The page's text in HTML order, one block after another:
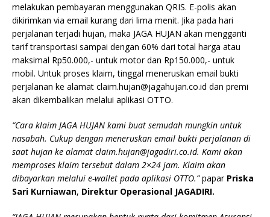
melakukan pembayaran menggunakan QRIS. E-polis akan
dikirimkan via email kurang dari lima menit. Jika pada hari
perjalanan terjadi hujan, maka JAGA HUJAN akan mengganti
tarif transportasi sampai dengan 60% dari total harga atau
maksimal Rp50.000,- untuk motor dan Rp150.000,- untuk
mobil. Untuk proses klaim, tinggal meneruskan email bukti
perjalanan ke alamat claim.hujan@jagahujan.co.id dan premi
akan dikembalikan melalui aplikasi OTTO.
“Cara klaim JAGA HUJAN kami buat semudah mungkin untuk
nasabah. Cukup dengan meneruskan email bukti perjalanan di
saat hujan ke alamat claim.hujan@jagadiri.co.id. Kami akan
memproses klaim tersebut dalam 2×24 jam. Klaim akan
dibayarkan melalui e-wallet pada aplikasi OTTO.”papar Priska
Sari Kurniawan, Direktur Operasional JAGADIRI.